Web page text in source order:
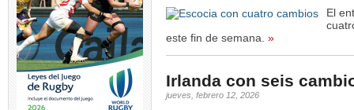
El
este fin de semana. »
Irlanda con seis
jueves, febrero 12, 2026